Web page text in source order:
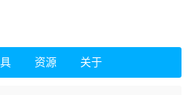
资源 关于